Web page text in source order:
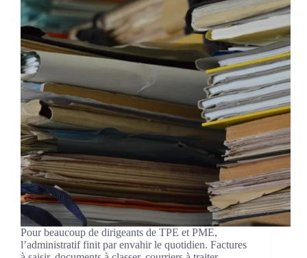
Pour beaucoup de dirigeants de TPE et PME,
l’administratif finit par envahir le quotidien. Factures